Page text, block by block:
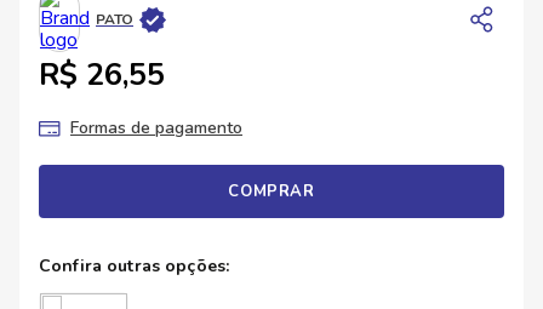
PATO
R$ 26,55
Formas de pagamento
COMPRAR
5º arroz